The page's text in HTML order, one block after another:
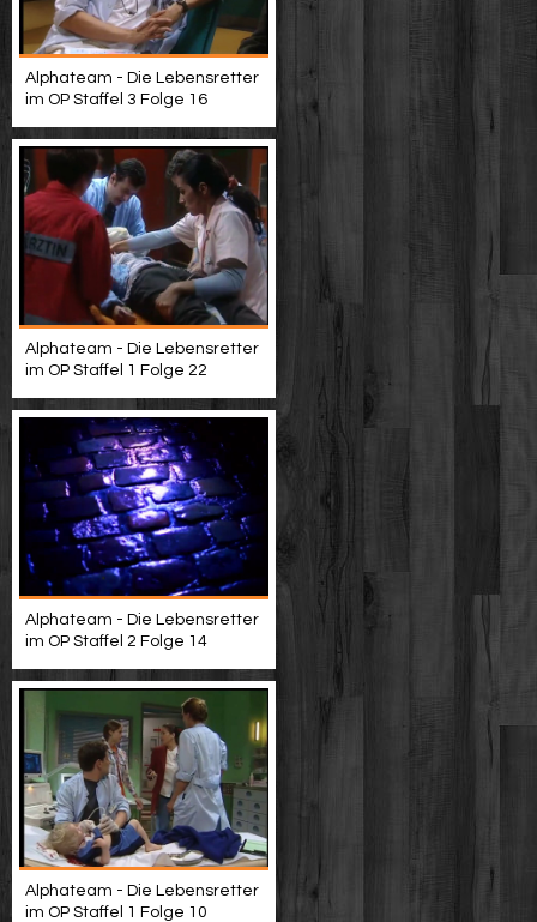
Alphateam - Die Lebensretter
im OP Staffel 3 Folge 16
Alphateam - Die Lebensretter
im OP Staffel 1 Folge 22
Alphateam - Die Lebensretter
im OP Staffel 2 Folge 14
Alphateam - Die Lebensretter
im OP Staffel 1 Folge 10